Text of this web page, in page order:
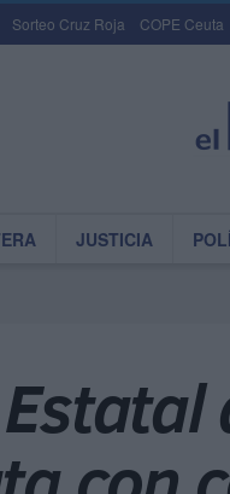
Sorteo Cruz Roja COPE Ceuta
JUSTICIA